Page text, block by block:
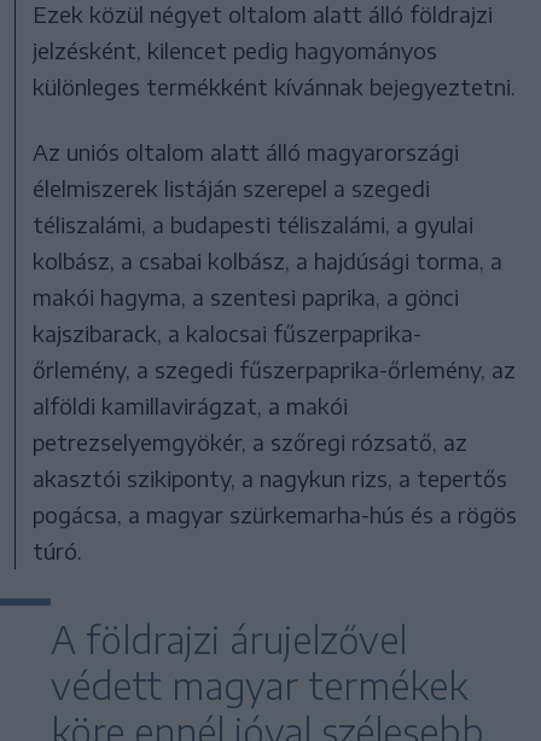
Ezek közül négyet oltalom alatt álló földrajzi
jelzésként, kilencet pedig hagyományos
különleges termékként kívánnak bejegyeztetni.
Az uniós oltalom alatt álló magyarországi
élelmiszerek listáján szerepel a szegedi
téliszalámi, a budapesti téliszalámi, a gyulai
kolbász, a csabai kolbász, a hajdúsági torma, a
makói hagyma, a szentesi paprika, a gönci
kajszibarack, a kalocsai fűszerpaprika-
őrlemény, a szegedi fűszerpaprika-őrlemény, az
alföldi kamillavirágzat, a makói
petrezselyemgyökér, a szőregi rózsatő, az
akasztói szikiponty, a nagykun rizs, a tepertős
pogácsa, a magyar szürkemarha-hús és a rögös
túró.
A földrajzi árujelzővel
védett magyar termékek
köre ennél jóval szélesebb,